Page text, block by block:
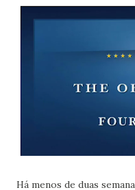
Há menos de duas